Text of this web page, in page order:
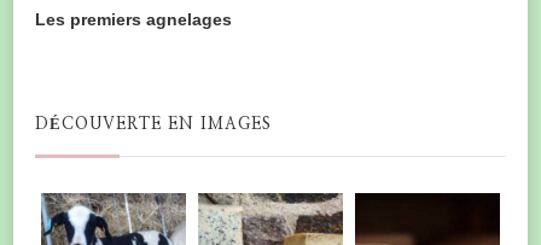
Les premiers agnelages
DÉCOUVERTE EN IMAGES